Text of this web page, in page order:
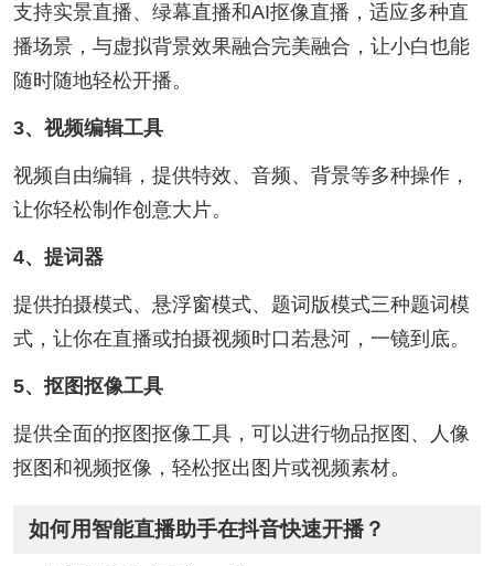
支持实景直播、绿幕直播和AI抠像直播，适应多种直
播场景，与虚拟背景效果融合完美融合，让小白也能
随时随地轻松开播。
3、视频编辑工具
视频自由编辑，提供特效、音频、背景等多种操作，
让你轻松制作创意大片。
4、提词器
提供拍摄模式、悬浮窗模式、题词版模式三种题词模
式，让你在直播或拍摄视频时口若悬河，一镜到底。
5、抠图抠像工具
提供全面的抠图抠像工具，可以进行物品抠图、人像
抠图和视频抠像，轻松抠出图片或视频素材。
如何用智能直播助手在抖音快速开播？